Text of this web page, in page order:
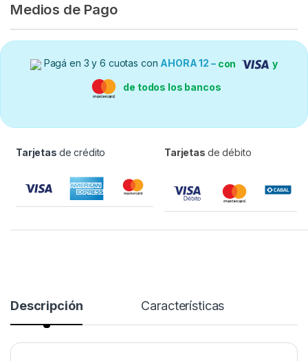
Medios de Pago
Pagá en 3 y 6 cuotas con AHORA 12 – con y
de todos los bancos
Tarjetas de crédito Tarjetas de débito
Descripción Características